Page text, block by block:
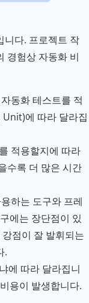
니다. 프로젝트 작
경험상 자동화 비
동화 테스트를 적
에 따라 달라집
적용할지에 따라
수록 더 많은 시간
하는 도구와 프레
에는 장단점이 있
점이 잘 발휘되는
.
에 따라 달라집니
용이 발생합니다.